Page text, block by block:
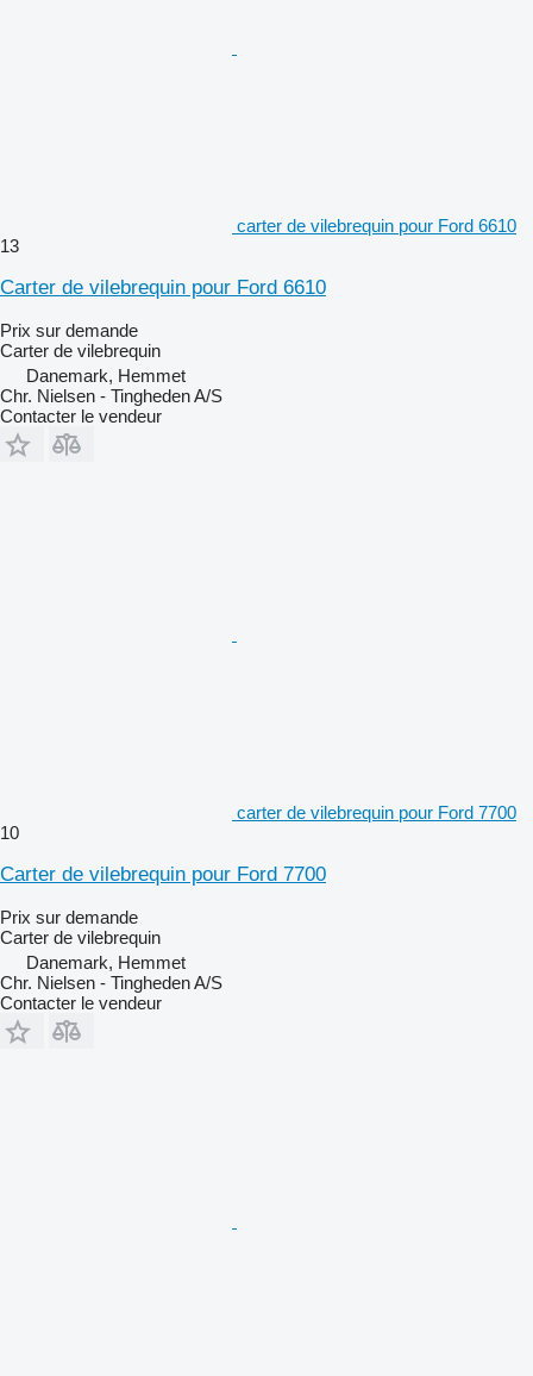
carter de vilebrequin pour Ford 6610
13
Carter de vilebrequin pour Ford 6610
Prix sur demande
Carter de vilebrequin
Danemark, Hemmet
Chr. Nielsen - Tingheden A/S
Contacter le vendeur
carter de vilebrequin pour Ford 7700
10
Carter de vilebrequin pour Ford 7700
Prix sur demande
Carter de vilebrequin
Danemark, Hemmet
Chr. Nielsen - Tingheden A/S
Contacter le vendeur